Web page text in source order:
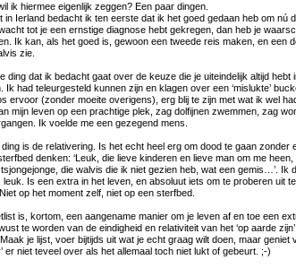
ik hiermee eigenlijk zeggen? Een paar dingen.
in Ierland bedacht ik ten eerste dat ik het goed gedaan heb om nú
tot je een ernstige diagnose hebt gekregen, dan heb je
Ik kan, als het goed is, gewoon een tweede reis maken, en een
zie.
ding dat ik bedacht gaat over de keuze die je uiteindelijk altijd hebt
Ik had teleurgesteld kunnen zijn en klagen over een ‘mislukte’
ervoor (zonder moeite overigens), erg blij te zijn met wat ik wel
mijn leven op een prachtige plek, zag dolfijnen zwemmen, zag
Ik voelde me een gezegend mens.
is de relativering. Is het echt heel erg om dood te gaan zonder
denken: ‘Leuk, die lieve kinderen en lieve man om me
die walvis die ik niet gezien heb, wat een gemis…’. Ik
leuk. Is een extra in het leven, en absoluut iets om te proberen uit
op het moment zelf, niet op een sterfbed.
is, kortom, een aangename manier om je leven af en toe een
te worden van de eindigheid en relativiteit van het ‘op aarde
je lijst, voer bijtijds uit wat je echt graag wilt doen, maar geniet
er niet teveel over als het allemaal toch niet lukt of gebeurt. ;-)